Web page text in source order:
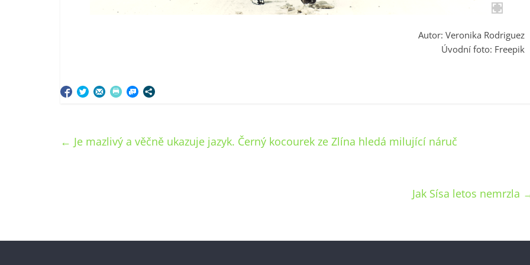
Autor: Veronika Rodriguez
Úvodní foto: Freepik
← Je mazlivý a věčně ukazuje jazyk. Černý kocourek ze Zlína hledá milující náruč
Jak Sísa letos nemrzla